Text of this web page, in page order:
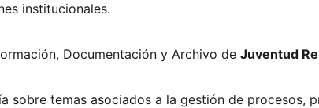
institucionales.
Documentación y Archivo de Juventud
sobre temas asociados a la gestión de procesos,